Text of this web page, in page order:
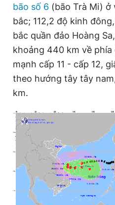
Tiện ích
Thông tin tòa soạn
Đọc Thanh Niên trên điện
Theo dõi báo trên
Hotline
bão số 6 (bão Trà Mi) ở
bắc; 112,2 độ kinh
bắc quần đảo Hoàng
khoảng 440 km về
mạnh cấp 11 - cấp 12,
theo hướng tây tây
km.